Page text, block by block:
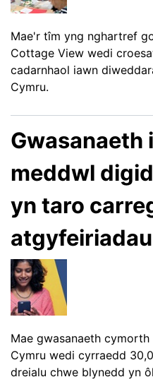
Mae'r tîm yng nghartref
Cottage View wedi
cadarnhaol iawn
Cymru.
Gwasanaeth
meddwl
yn taro
atgyfeiriadau
Mae gwasanaeth
Cymru wedi cyrraedd
dreialu chwe blynedd yn